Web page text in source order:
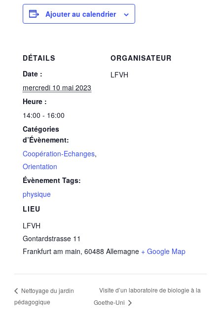
Ajouter au calendrier
DÉTAILS
Date :
mercredi 10 mai 2023
Heure :
14:00 - 16:00
Catégories
d’Évènement:
Coopération-Echanges,
Orientation
Évènement Tags:
physique
LIEU
LFVH
Gontardstrasse 11
Frankfurt am main, 60488 Allemagne + Google Map
ORGANISATEUR
LFVH
Nettoyage du jardin
pédagogique
Visite d’un laboratoire de biologie à la
Goethe-Uni